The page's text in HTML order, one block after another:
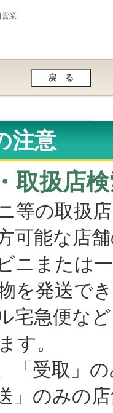
営業
注意
取扱店
等の取扱
可能な店
たは一
を発送で
便など
す。
受取」の
みの店